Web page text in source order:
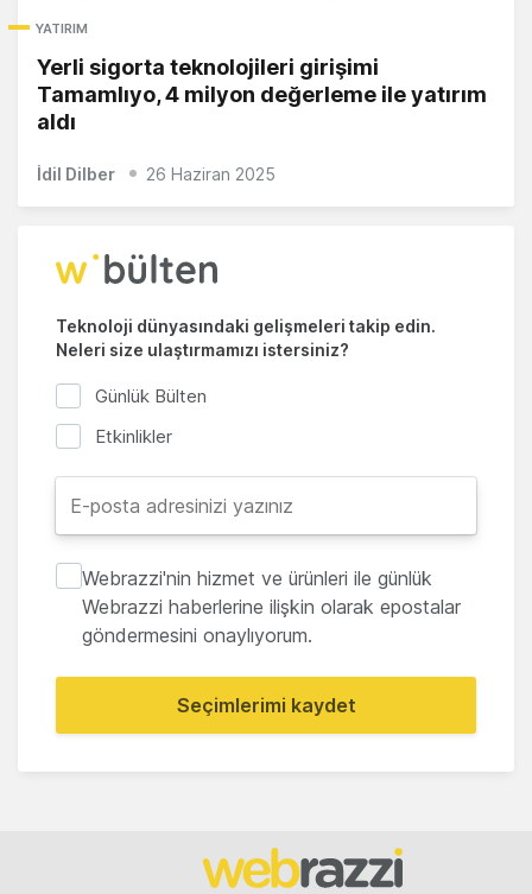
YATIRIM
Yerli sigorta teknolojileri girişimi
Tamamlıyo, 4 milyon değerleme ile yatırım
aldı
İdil Dilber 26 Haziran 2025
Teknoloji dünyasındaki gelişmeleri takip edin.
Neleri size ulaştırmamızı istersiniz?
Günlük Bülten
Etkinlikler
Webrazzi'nin hizmet ve ürünleri ile günlük
Webrazzi haberlerine ilişkin olarak epostalar
göndermesini onaylıyorum.
Seçimlerimi kaydet